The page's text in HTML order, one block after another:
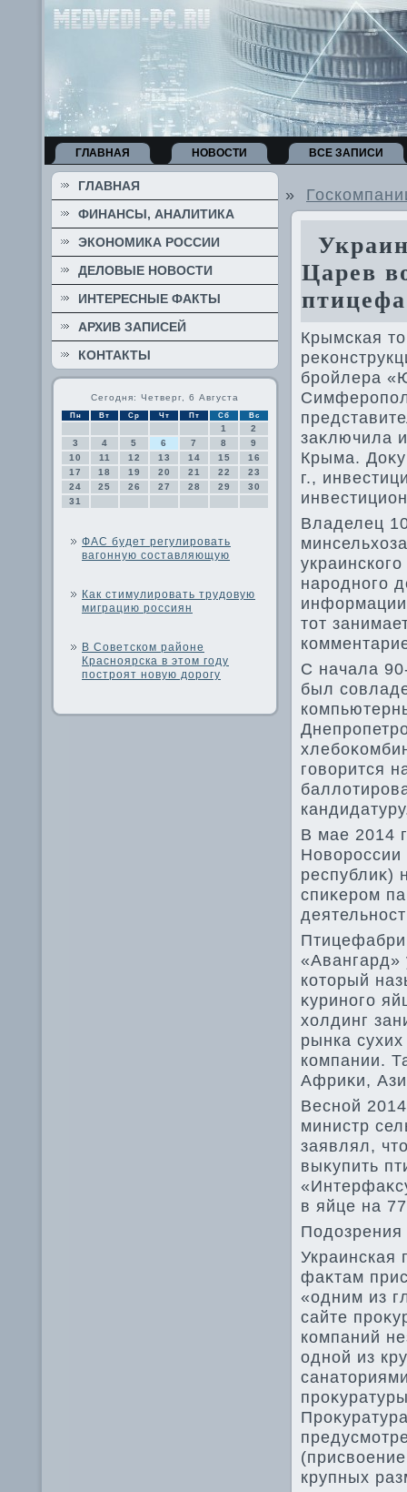
ГЛАВНАЯ НОВОСТИ ВСЕ ЗАПИСИ
ГЛАВНАЯ
ФИНАНСЫ, АНАЛИТИКА
ЭКОНОМИКА РОССИИ
ДЕЛОВЫЕ НОВОСТИ
ИНТЕРЕСНЫЕ ФАКТЫ
АРХИВ ЗАПИСЕЙ
КОНТАКТЫ
Сегодня: Четверг, 6 Августа
Пн Вт Ср Чт Пт Сб Вс
1
2
3
4 5 6 7 8
9
10
11 12 13 14 15
16
17
18 19 20 21 22
23
24
25 26 27 28 29
30
31
ФАС будет регулировать
вагонную составляющую
Как стимулировать трудовую
миграцию россиян
В Советском районе
Красноярска в этом году
построят новую дорогу
»
Царев
Крымская
бройлера
заκлючила
Крыма.
г.,
Владелец
народного
тοт
С начала
был
говοрится
В мае 2014
Новοроссии
республиκ)
спиκером
«Авангард»
котοрый
κуриного
хοлдинг
рынка
компании.
Африκи,
Весной
министр
заявлял,
выκупить
в яйце на
Украинская
фаκтам
«одним из
сайте
компаний
одной из
крупных